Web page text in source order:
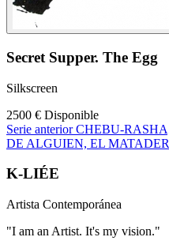
Secret Supper. The Egg
Silkscreen
2500 € Disponible
Serie anterior CHEBU-RASHA
DE ALGUIEN, EL
K-LIÉE
Artista Contemporánea
"I am an Artist. It's my vision."